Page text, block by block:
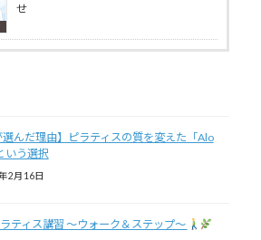
せ
選んだ理由】ピラティスの質を変えた「Alo
いう選択
2月16日
ティス講習 〜ウォーク＆ステップ〜